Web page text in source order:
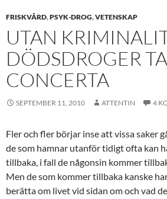
FRISKVÅRD,PSYK-DROG,VETENSKAP
UTAN
DÖDSDROGER
CONCERTA
SEPTEMBER 11, 2010 ATTENTIN 4
Fler och fler börjar inse att vissa saker
de som hamnar utanför tidigt ofta kan
tillbaka, i fall de någonsin kommer
Men de som kommer tillbaka kanske
berätta om livet vid sidan om och vad